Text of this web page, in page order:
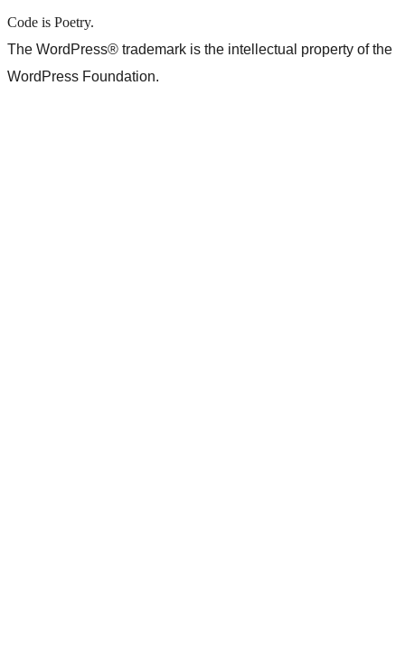
Code is Poetry.
The WordPress® trademark is the intellectual property of the
WordPress Foundation.